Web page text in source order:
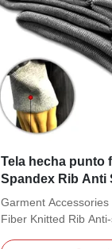
Tela hecha punto
Spandex Rib Anti
poliéster
Garment
Fiber Knitted Rib